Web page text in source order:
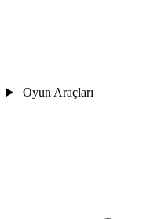
Oyun Araçları